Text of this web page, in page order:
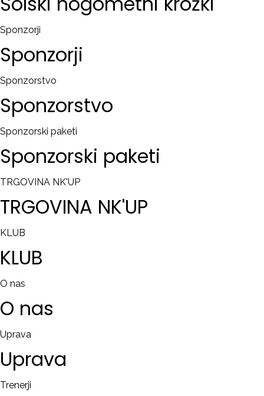
Sponzorji
Sponzorji
Sponzorstvo
Sponzorstvo
Sponzorski paketi
Sponzorski paketi
TRGOVINA NK'UP
TRGOVINA NK'UP
KLUB
KLUB
O nas
O nas
Uprava
Uprava
Trenerji